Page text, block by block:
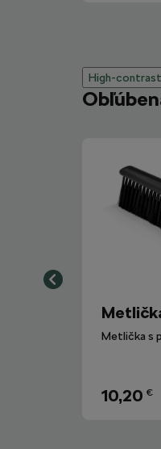
High-
Metlička s
10,20 €